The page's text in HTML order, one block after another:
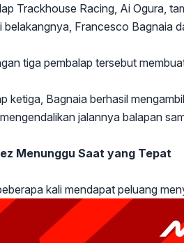
Trackhouse Racing, Ai Ogura,
belakangnya, Francesco Bagnaia
tiga pembalap tersebut
ketiga, Bagnaia berhasil
jalannya balapan
Menunggu Saat yang Tepat
kali mendapat peluang